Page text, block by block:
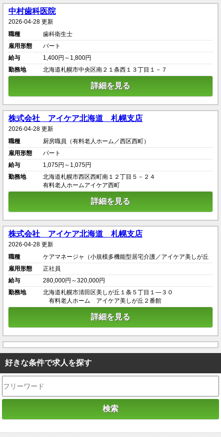
中村歯科医院
2026-04-28 更新
職種
歯科衛生士
雇用形態
パート
給与
1,400円～1,800円
勤務地
北海道札幌市中央区南２１条西１３丁目１－７
詳細を見る
株式会社 アイケア北海道 札幌支店
2026-04-28 更新
職種
厨房職員（有料老人ホーム／西区西町）
雇用形態
パート
給与
1,075円～1,075円
勤務地
北海道札幌市西区西町南１２丁目５－２４
有料老人ホームアイケア西町
詳細を見る
株式会社 アイケア北海道 札幌支店
2026-04-28 更新
職種
ケアマネージャ（小規模多機能型居宅介護／アイケア美しが丘
雇用形態
正社員
給与
280,000円～320,000円
勤務地
北海道札幌市清田区美しが丘１条５丁目１―３０
有料老人ホーム アイケア美しが丘２番館
詳細を見る
好きな条件で求人を探す